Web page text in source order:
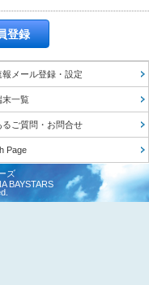
登録
報メール登録・設定
末一覧
るご質問・お問合せ
Page
ズ
BAYSTARS